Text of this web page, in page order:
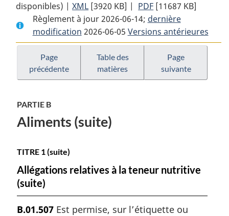
complet
:
Règlement
sur
les
aliments
et
disponibles) |XML Texte
complet
:
Règlement
sur
les
aliments
[3920 KB] | PDF Texte
complet
:
Règlement
les
aliments
[11687 KB]
Règlement à jour 2026-06-14; dernière
modification 2026-06-05 Versions antérieures
Page
précédente
Table des
matières
Page
suivante
PARTIE B
Aliments (suite)
TITRE 1 (suite)
Allégations relatives à la teneur nutritive
(suite)
B.01.507 Est permise, sur l’étiquette ou